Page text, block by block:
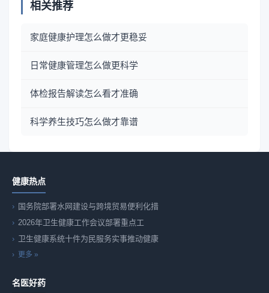
相关推荐
家庭健康护理怎么做才更稳妥
日常健康管理怎么做更科学
体检报告解读怎么看才准确
科学养生技巧怎么做才靠谱
健康热点
国务院部署水网建设与跨境贸易便利化措
2026年卫生健康工作会议部署重点工
卫生健康系统十件为民服务实事推动健康
更多 »
名医好药